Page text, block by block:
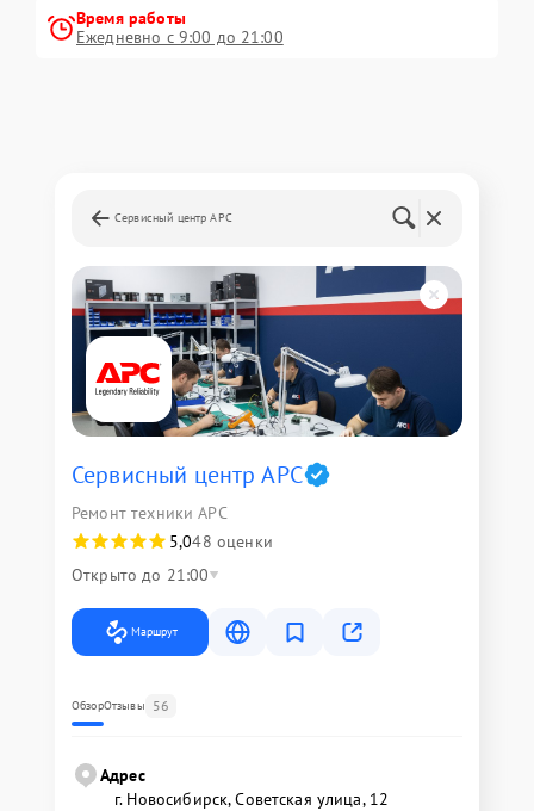
Время работы
Ежедневно с 9:00 до 21:00
Сервисный центр APC
Сервисный центр APC
Ремонт техники APC
5,048 оценки
Открыто до 21:00
Маршрут
ОбзорОтзывы 56
Адрес
г. Новосибирск, Советская улица, 12